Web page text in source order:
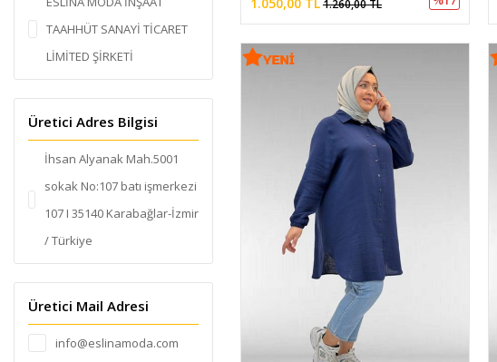
SUNİ DERİ
TAYTLIK
TENSEL
PENYE
SANDY
AİROBİN
Mango
SCUBA
İKİ İPLİK
KETEN
ETNİK DESEN KAHVE
ETNİK DESEN LACİVERT
ETNİK DESEN SİYAH
FIRÇA DESEN SAKS-SİYAH
FUŞYA
GÖZ DESEN İNDİGO-
İNDİGO
Gül Çiçekli
HARDAL
TAAHHÜT SANAYİ TİCARET
LİMİTED ŞİRKETİ
Üretici Adres Bilgisi
İhsan Alyanak Mah.5001
sokak No:107 batı işmerkezi
107 I 35140 Karabağlar-İzmir
/ Türkiye
Üretici Mail Adresi
info@eslinamoda.com
1.260,00 TL